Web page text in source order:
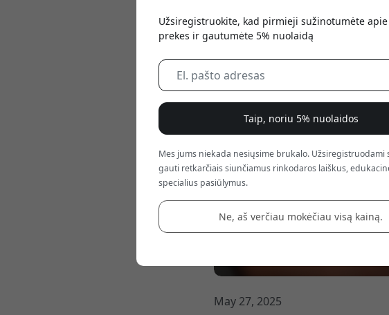
May 27, 2025
Užsiregistruokite, kad pirmieji sužinotumėte
prekes ir gautumėte 5% nuolaidą
Taip, noriu 5% nuolaidos
Mes jums niekada nesiųsime brukalo. Užsiregistruodami
gauti retkarčiais siunčiamus rinkodaros laiškus,
specialius pasiūlymus.
Ne, aš verčiau mokėčiau visą kainą.